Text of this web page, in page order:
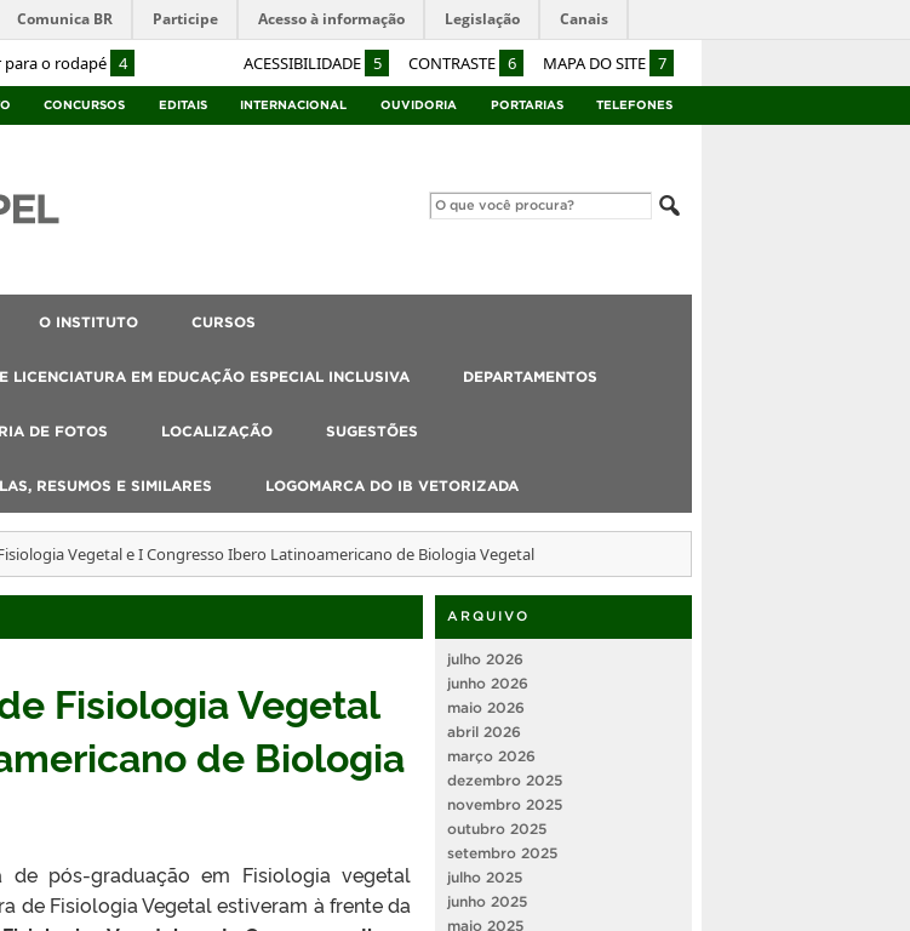
para o rodapé 4 ACESSIBILIDADE 5 CONTRASTE 6 MAPA DO SITE 7
Comunica BR Participe Acesso à informação Legislação Canais
CONCURSOS EDITAIS INTERNACIONAL OUVIDORIA PORTARIAS TELEFONES
O INSTITUTO CURSOS
LICENCIATURA EM EDUCAÇÃO ESPECIAL INCLUSIVA DEPARTAMENTOS
DE FOTOS LOCALIZAÇÃO SUGESTÕES
RESUMOS E SIMILARES LOGOMARCA DO IB VETORIZADA
Vegetal e I Congresso Ibero Latinoamericano de Biologia Vegetal
Fisiologia Vegetal
de Biologia
graduação em Fisiologia vegetal
de Fisiologia Vegetal estiveram à frente da
ARQUIVO
julho 2026
junho 2026
maio 2026
abril 2026
março 2026
dezembro 2025
novembro 2025
outubro 2025
setembro 2025
julho 2025
junho 2025
maio 2025